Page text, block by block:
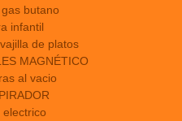
butano
infantil
de platos
MAGNÉTICO
al vacio
electrico